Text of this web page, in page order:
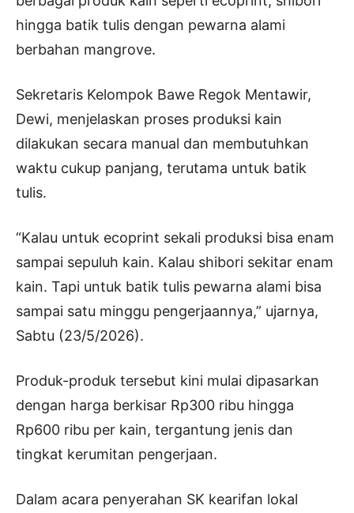
hingga batik tulis dengan pewarna alami
berbahan mangrove.
Sekretaris Kelompok Bawe Regok Mentawir,
Dewi, menjelaskan proses produksi kain
dilakukan secara manual dan membutuhkan
waktu cukup panjang, terutama untuk batik
tulis.
“Kalau untuk ecoprint sekali produksi bisa enam
sampai sepuluh kain. Kalau shibori sekitar enam
kain. Tapi untuk batik tulis pewarna alami bisa
sampai satu minggu pengerjaannya,” ujarnya,
Sabtu (23/5/2026).
Produk-produk tersebut kini mulai dipasarkan
dengan harga berkisar Rp300 ribu hingga
Rp600 ribu per kain, tergantung jenis dan
tingkat kerumitan pengerjaan.
Dalam acara penyerahan SK kearifan lokal